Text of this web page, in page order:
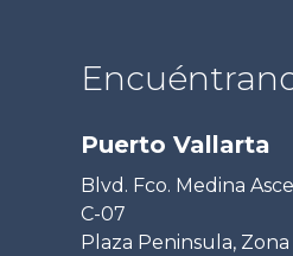
Puerto Vallarta
Blvd. Fco. Medina
C-07
Plaza Peninsula,